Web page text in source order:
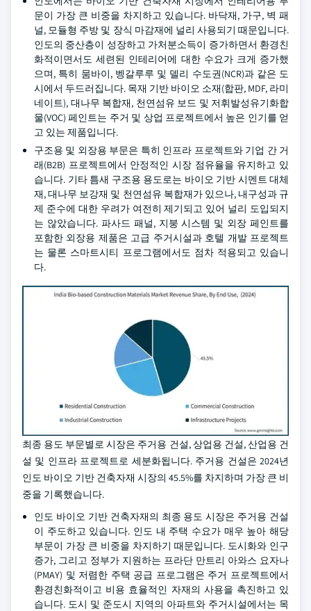
문이 가장 큰 비중을 차지하고 있습니다. 바닥재, 가구, 벽 패
널, 모듈형 주방 및 장식 마감재에 널리 사용되기 때문입니다.
인도의 중산층이 성장하고 가처분소득이 증가하면서 환경친
화적이면서도 세련된 인테리어에 대한 수요가 크게 증가했
으며, 특히 뭄바이, 벵갈루루 및 델리 수도권(NCR)과 같은 도
시에서 두드러집니다. 목재 기반 바이오 소재(합판, MDF, 라미
네이트), 대나무 복합재, 천연섬유 보드 및 저휘발성유기화합
물(VOC) 페인트는 주거 및 상업 프로젝트에서 높은 인기를 얻
고 있는 제품입니다.
구조용 및 외장용 부문은 특히 인프라 프로젝트와 기업 간 거
래(B2B) 프로젝트에서 안정적인 시장 점유율을 유지하고 있
습니다. 기타 틈새 구조용 용도로는 바이오 기반 시멘트 대체
재, 대나무 보강재 및 천연섬유 복합재가 있으나, 내구성과 규
제 준수에 대한 우려가 여전히 제기되고 있어 널리 도입되지
는 않았습니다. 파사드 패널, 지붕 시스템 및 외장 페인트를
포함한 외장용 제품은 고급 주거시설과 호텔 개발 프로젝트
는 물론 스마트시티 프로그램에서도 점차 적용되고 있습니
다.
최종 용도 부문별로 시장은 주거용 건설, 상업용 건설, 산업용 건
설 및 인프라 프로젝트로 세분화됩니다. 주거용 건설은 2024년
인도 바이오 기반 건축자재 시장의 45.5%를 차지하며 가장 큰 비
중을 기록했습니다.
인도 바이오 기반 건축자재의 최종 용도 시장은 주거용 건설
이 주도하고 있습니다. 인도 내 주택 수요가 매우 높아 해당
부문이 가장 큰 비중을 차지하기 때문입니다. 도시화와 인구
증가, 그리고 정부가 지원하는 프라단 만트리 아와스 요자나
(PMAY) 및 저렴한 주택 공급 프로그램은 주거 프로젝트에서
환경친화적이고 비용 효율적인 자재의 사용을 촉진하고 있
습니다. 도시 및 준도시 지역의 아파트와 주거시설에서는 목